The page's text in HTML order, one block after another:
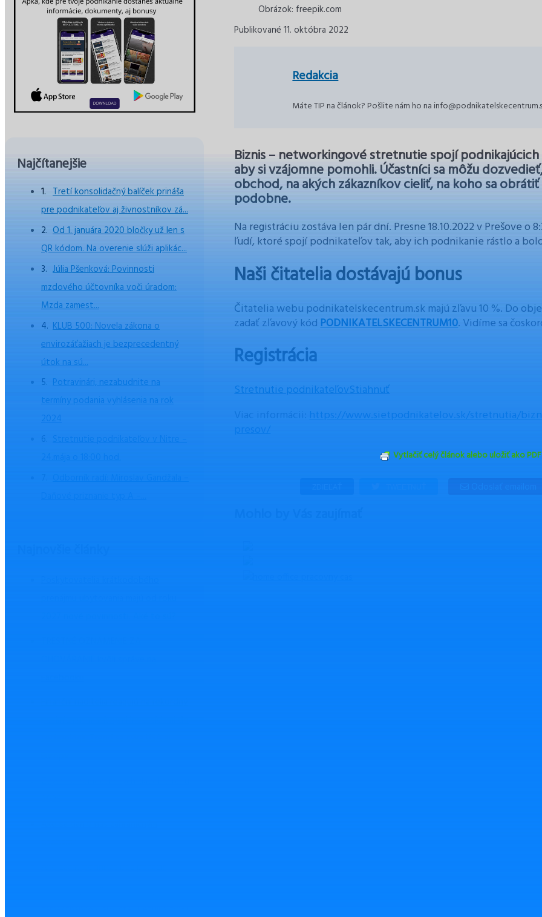
Najčítanejšie
Tretí konsolidačný balíček prináša
pre podnikateľov aj živnostníkov zá...
Od 1. januára 2020 bločky už len s
QR kódom. Na overenie slúži aplikác...
Júlia Pšenková: Povinnosti
mzdového účtovníka voči úradom:
Mzda zamest...
KLUB 500: Novela zákona o
envirozáťažiach je bezprecedentný
útok na sú...
Potravinári, nezabudnite na
termíny podania vyhlásenia na rok
2024
Obrázok: freepik.com
Publikované 11. októbra 2022
Redakcia
Máte TIP na článok? Pošlite nám ho na
Biznis – networkingové stretnutie spojí
aby si vzájomne pomohli. Účastníci sa môžu
obchod, na akých zákazníkov cieliť, na koho sa
podobne.
Na registráciu zostáva len pár dní. Presne 18.10.2022 v Prešove
ľudí, ktoré spojí podnikateľov tak, aby ich podnikanie rástlo a
Naši čitatelia dostávajú bonus
Čitatelia webu podnikatelskecentrum.sk majú zľavu 10 %. Do
zadať zľavový kódPODNIKATELSKECENTRUM10. Vidíme sa
Registrácia
Stretnutie podnikateľovStiahnuť
https://www.sietpodnikatelov.sk/stretnutia/
presov/
Vytlačiť celý článok alebo uložiť ako PDF